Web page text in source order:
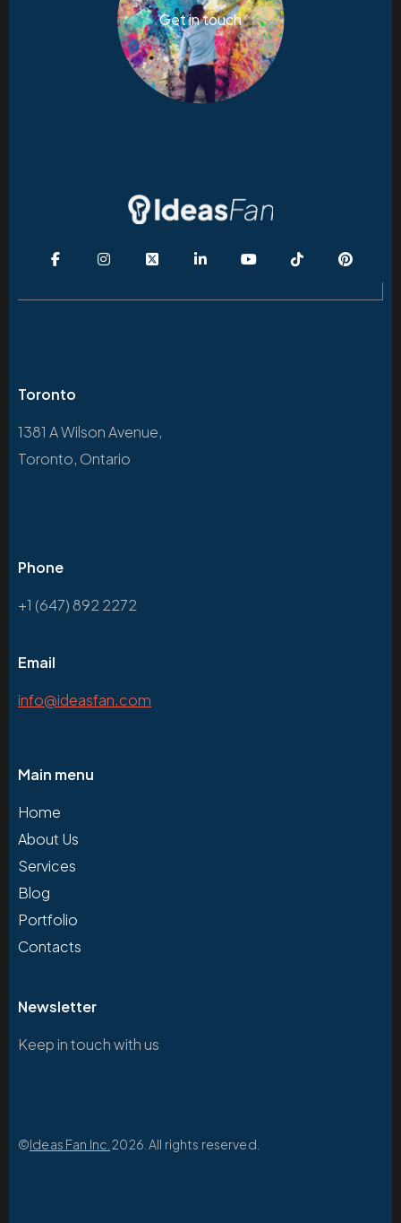
Get in touch
Toronto
1381 A Wilson Avenue,
Toronto, Ontario
Phone
+1 (647) 892 2272
Email
info@ideasfan.com
Main menu
Home
About Us
Services
Blog
Portfolio
Contacts
Newsletter
Keep in touch with us
©Ideas Fan Inc. 2026. All rights reserved.